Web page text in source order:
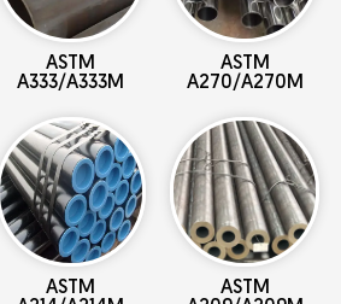
ASTM
A333/A333M
ASTM
A270/A270M
ASTM
ASTM